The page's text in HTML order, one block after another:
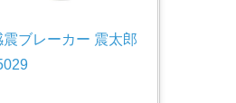
ブレーカー 震太郎